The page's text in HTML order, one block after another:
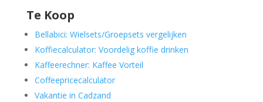
Te Koop
Bellabici: Wielsets/Groepsets vergelijken
Koffiecalculator: Voordelig koffie drinken
Kaffeerechner: Kaffee Vorteil
Coffeepricecalculator
Vakantie in Cadzand